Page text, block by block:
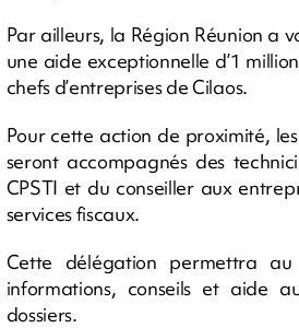
Par ailleurs, la Région Réunion a
une aide exceptionnelle d’1
chefs d’entreprises de Cilaos.
Pour cette action de proximité,
seront accompagnés des
CPSTI et du conseiller aux
services fiscaux.
Cette délégation permettra au
informations, conseils et aide
dossiers.